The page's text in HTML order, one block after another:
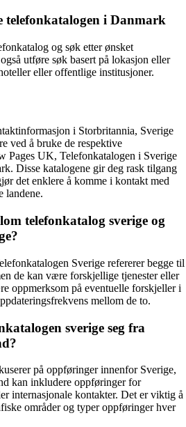
telefonkatalogen i Danmark
og søk etter ønsket
utføre søk basert på lokasjon eller
eller offentlige institusjoner.
i Storbritannia, Sverige
ved å bruke de respektive
Pages UK, Telefonkatalogen i Sverige
Disse katalogene gir deg rask tilgang
det enklere å komme i kontakt med
landene.
telefonkatalog sverige og
Sverige refererer begge til
de kan være forskjellige tjenester eller
oppmerksom på eventuelle forskjeller i
mellom de to.
sverige seg fra
på oppføringer innenfor Sverige,
kan inkludere oppføringer for
internasjonale kontakter. Det er viktig å
områder og typer oppføringer hver